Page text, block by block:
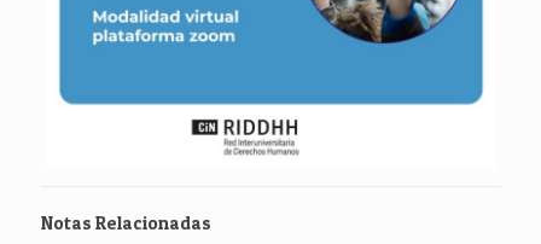
Notas Relacionadas